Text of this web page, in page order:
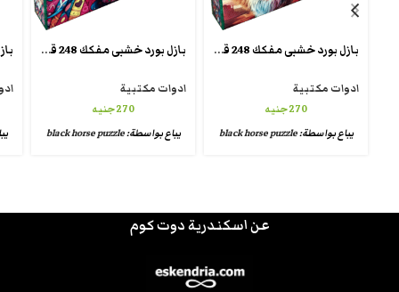
بازل بورد خشبى مفكك 248 قطعة تقطيع كريزى شيبس wooden crazy puzzle
ادوات مكتبية
270جنيه
يباع بواسطة:black horse puzzle
بازل بورد خشبى مفكك 248 قطعة تقطيع كريزى شيبس wooden crazy puzzle
ادوات مكتبية
270جنيه
يباع بواسطة:black horse puzzle
عن اسكندرية دوت كوم